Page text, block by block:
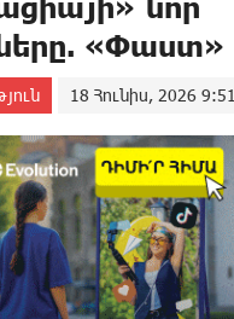
«Փաստ»
18 Հունիս, 2026 9:51